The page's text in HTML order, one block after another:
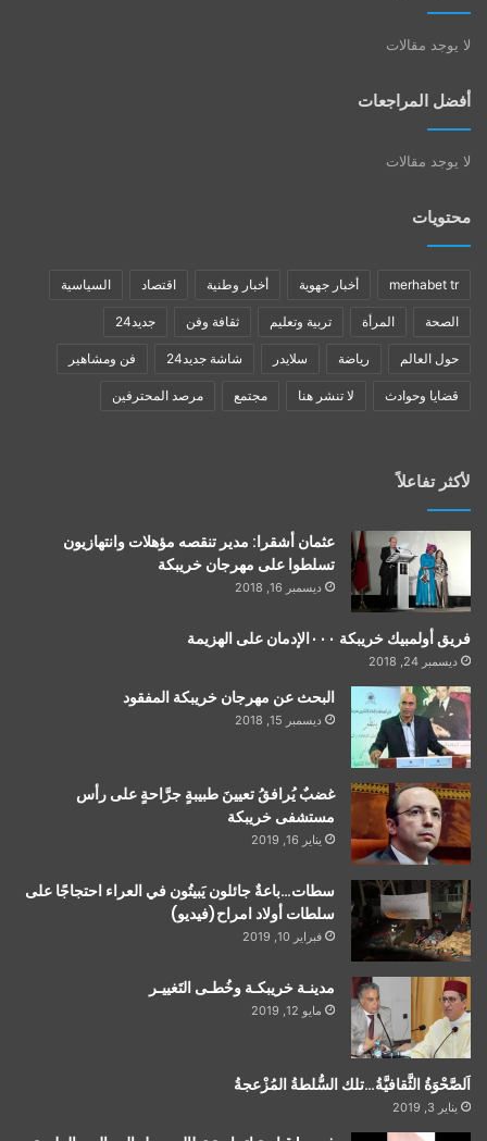
لا يوجد مقالات
أفضل المراجعات
لا يوجد مقالات
محتويات
merhabet tr أخبار جهوية أخبار وطنية اقتصاد السياسية
الصحة المرأة تربية وتعليم ثقافة وفن جديد24
حول العالم رياضة سلايدر شاشة جديد24 فن ومشاهير
قضايا وحوادث لا تنشر هنا مجتمع مرصد المحترفين
لأكثر تفاعلاً
عثمان أشقرا: مدير تنقصه مؤهلات وانتهازيون
تسلطوا على مهرجان خريبكة
ديسمبر 16, 2018
فريق أولمبيك خريبكة ٠٠٠الإدمان على الهزيمة
ديسمبر 24, 2018
البحث عن مهرجان خريبكة المفقود
ديسمبر 15, 2018
غضبٌ يُرافقُ تعيينَ طبيبةٍ جرَّاحةٍ على رأس
مستشفى خريبكة
يناير 16, 2019
سطات…باعةٌ جائلون يَبيتُون في العراء احتجاجًا على
سلطات أولاد امراح(فيديو)
فبراير 10, 2019
مدينـة خريبكـة وخُطـى التَغييـر
مايو 12, 2019
اَلصَّحْوَةُ الثَّقافيَّةُ…تلك السُّلطةُ المُزْعجةُ
يناير 3, 2019